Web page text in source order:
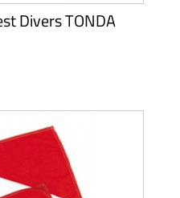
Divers TONDA